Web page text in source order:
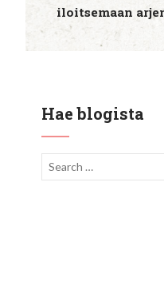
iloitsemaan
Hae blogista